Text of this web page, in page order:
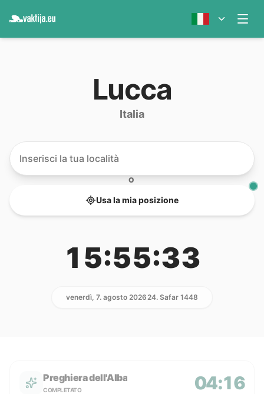
Lucca
Italia
O
Usa la mia posizione
15:55:33
venerdì, 7. agosto 202624. Safar 1448
Preghiera dell'Alba
COMPLETATO 04:16